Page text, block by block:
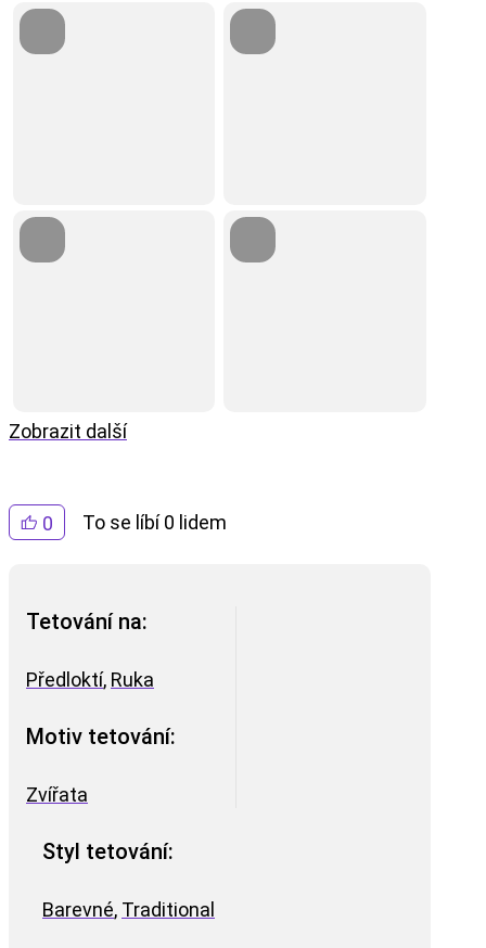
0 To se líbí 0 lidem
Tetování na:
Předloktí, Ruka
Motiv tetování:
Zvířata
Styl tetování:
Barevné, Traditional
Zobrazit další